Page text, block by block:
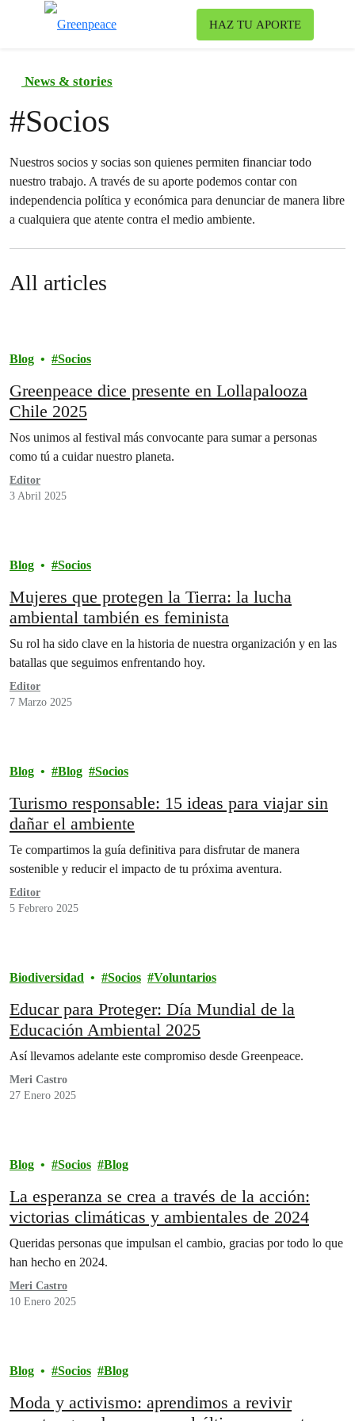
HAZ TU APORTE
News & stories
#Socios
Nuestros socios y socias son quienes permiten financiar todo
nuestro trabajo. A través de su aporte podemos contar con
independencia política y económica para denunciar de manera libre
a cualquiera que atente contra el medio ambiente.
All articles
Blog Socios
Greenpeace dice presente en Lollapalooza
Chile 2025
Nos unimos al festival más convocante para sumar a personas
como tú a cuidar nuestro planeta.
Editor
3 Abril 2025
Blog Socios
Mujeres que protegen la Tierra: la lucha
ambiental también es feminista
Su rol ha sido clave en la historia de nuestra organización y en las
batallas que seguimos enfrentando hoy.
Editor
7 Marzo 2025
Blog Blog Socios
Turismo responsable: 15 ideas para viajar sin
dañar el ambiente
Te compartimos la guía definitiva para disfrutar de manera
sostenible y reducir el impacto de tu próxima aventura.
Editor
5 Febrero 2025
Biodiversidad Socios Voluntarios
Educar para Proteger: Día Mundial de la
Educación Ambiental 2025
Así llevamos adelante este compromiso desde Greenpeace.
Meri Castro
27 Enero 2025
Blog Socios Blog
La esperanza se crea a través de la acción:
victorias climáticas y ambientales de 2024
Queridas personas que impulsan el cambio, gracias por todo lo que
han hecho en 2024.
Meri Castro
10 Enero 2025
Blog Socios Blog
Moda y activismo: aprendimos a revivir